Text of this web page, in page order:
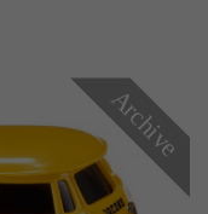
Archive